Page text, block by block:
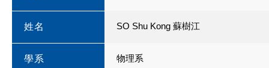
姓名 SO Shu Kong 蘇樹江
學系 物理系